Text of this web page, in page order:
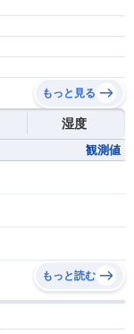
もっと見る
湿度
観測値
もっと読む